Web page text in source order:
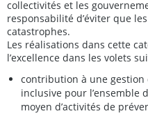
collectivités et les
responsabilité d’éviter que
catastrophes.
Les réalisations dans cette
l’excellence dans les volets
contribution à une
inclusive pour l’ensemble
moyen d’activités de